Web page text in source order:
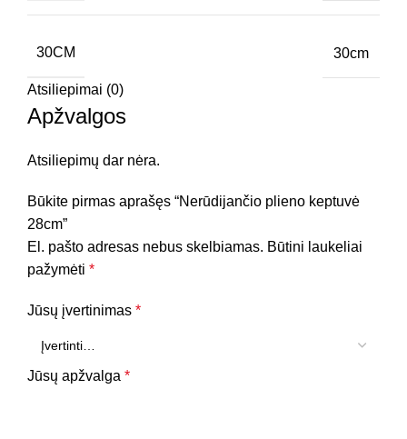
30CM 30cm
Atsiliepimai (0)
Apžvalgos
Atsiliepimų dar nėra.
Būkite pirmas aprašęs “Nerūdijančio plieno keptuvė
28cm”
El. pašto adresas nebus skelbiamas. Būtini laukeliai
pažymėti *
Jūsų įvertinimas *
Jūsų apžvalga *